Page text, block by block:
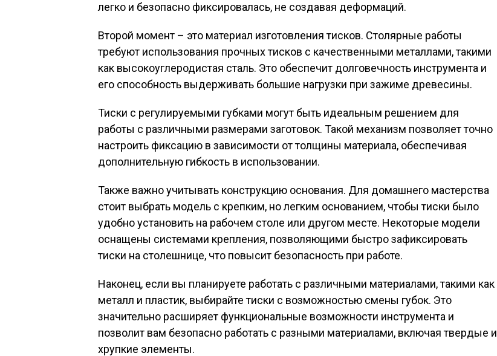
легко и безопасно фиксировалась, не создавая деформаций.
Второй момент – это материал изготовления тисков. Столярные работы
требуют использования прочных тисков с качественными металлами, такими
как высокоуглеродистая сталь. Это обеспечит долговечность инструмента и
его способность выдерживать большие нагрузки при зажиме древесины.
Тиски с регулируемыми губками могут быть идеальным решением для
работы с различными размерами заготовок. Такой механизм позволяет точно
настроить фиксацию в зависимости от толщины материала, обеспечивая
дополнительную гибкость в использовании.
Также важно учитывать конструкцию основания. Для домашнего мастерства
стоит выбрать модель с крепким, но легким основанием, чтобы тиски было
удобно установить на рабочем столе или другом месте. Некоторые модели
оснащены системами крепления, позволяющими быстро зафиксировать
тиски на столешнице, что повысит безопасность при работе.
Наконец, если вы планируете работать с различными материалами, такими как
металл и пластик, выбирайте тиски с возможностью смены губок. Это
значительно расширяет функциональные возможности инструмента и
позволит вам безопасно работать с разными материалами, включая твердые и
хрупкие элементы.